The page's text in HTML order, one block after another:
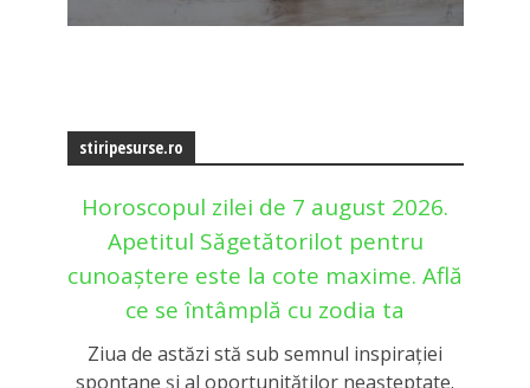
stiripesurse.ro
Horoscopul zilei de 7 august 2026.
Apetitul Săgetătorilot pentru
cunoaștere este la cote maxime. Află
ce se întâmplă cu zodia ta
Ziua de astăzi stă sub semnul inspirației
spontane și al oportunităților neașteptate.